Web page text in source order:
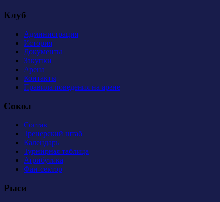
Клуб
Администрация
История
Документы
Закупки
Арена
Контакты
Правила поведения на арене
Сокол
Состав
Тренерский штаб
Календарь
Турнирная таблица
Атрибутика
Фан-сектор
Рыси